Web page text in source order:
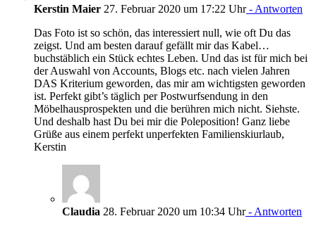
Kerstin Maier 27. Februar 2020 um 17:22 Uhr- Antworten
Das Foto ist so schön, das interessiert null, wie oft Du das
zeigst. Und am besten darauf gefällt mir das Kabel…
buchstäblich ein Stück echtes Leben. Und das ist für mich bei
der Auswahl von Accounts, Blogs etc. nach vielen Jahren
DAS Kriterium geworden, das mir am wichtigsten geworden
ist. Perfekt gibt’s täglich per Postwurfsendung in den
Möbelhausprospekten und die berühren mich nicht. Siehste.
Und deshalb hast Du bei mir die Poleposition! Ganz liebe
Grüße aus einem perfekt unperfekten Familienskiurlaub,
Kerstin
Claudia 28. Februar 2020 um 10:34 Uhr- Antworten